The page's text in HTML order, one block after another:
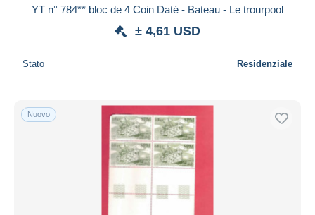
YT n° 784** bloc de 4 Coin Daté - Bateau - Le trourpool
± 4,61 USD
Stato Residenziale
Nuovo